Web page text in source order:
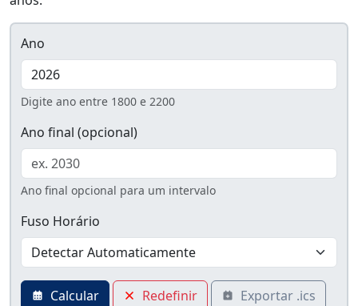
Ano
Digite ano entre 1800 e 2200
Ano final (opcional)
Ano final opcional para um intervalo
Fuso Horário
Calcular Redefinir Exportar .ics